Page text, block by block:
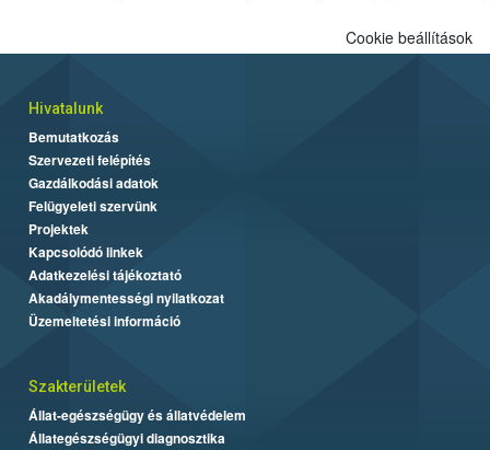
Cookie beállítások
Hivatalunk
Bemutatkozás
Szervezeti felépítés
Gazdálkodási adatok
Felügyeleti szervünk
Projektek
Kapcsolódó linkek
Adatkezelési tájékoztató
Akadálymentességi nyilatkozat
Üzemeltetési információ
Szakterületek
Állat-egészségügy és állatvédelem
Állategészségügyi diagnosztika